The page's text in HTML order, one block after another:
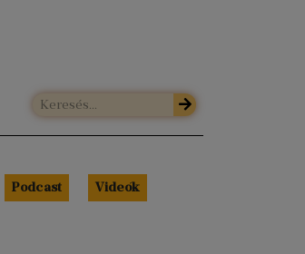
Podcast Videók